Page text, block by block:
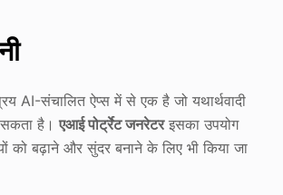
AI-संचालित ऐप्स में से एक है जो यथार्थवादी
सकता है।एआई पोर्ट्रेट जनरेटरइसका उपयोग
को बढ़ाने और सुंदर बनाने के लिए भी किया जा